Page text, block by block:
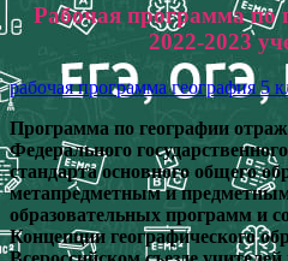
Рабочая программа по
2022-2023
рабочая программа география 5
Программа по географии
Федерального
стандарта основного общего
метапредметным и предметным
образовательных программ и
Концепции географического